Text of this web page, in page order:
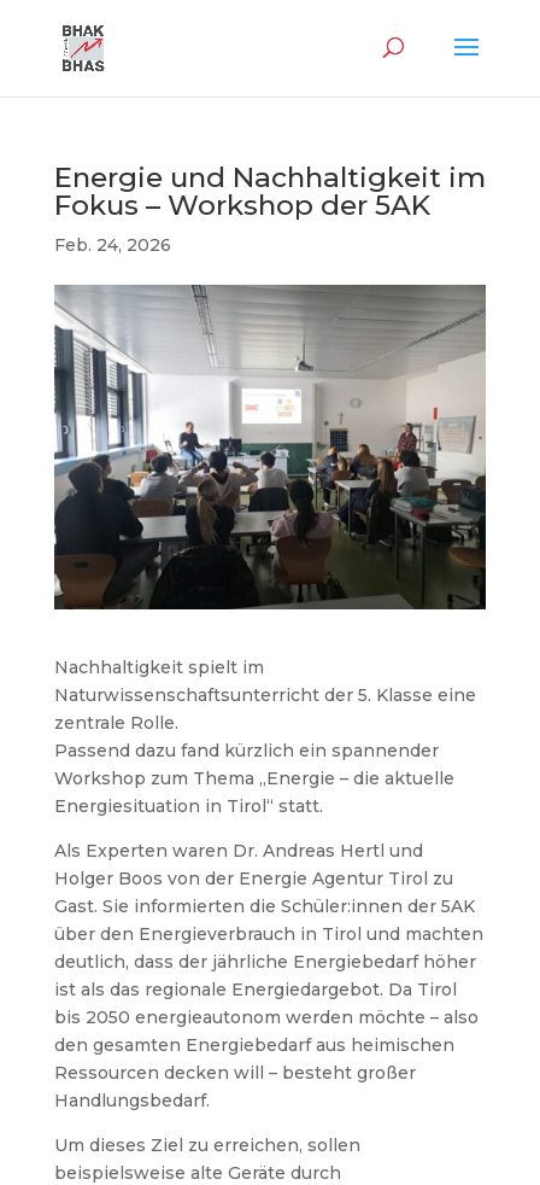
Energie und Nachhaltigkeit im
Fokus – Workshop der 5AK
Feb. 24, 2026
Nachhaltigkeit spielt im
Naturwissenschaftsunterricht der 5. Klasse eine
zentrale Rolle.
Passend dazu fand kürzlich ein spannender
Workshop zum Thema „Energie – die aktuelle
Energiesituation in Tirol“ statt.
Als Experten waren Dr. Andreas Hertl und
Holger Boos von der Energie Agentur Tirol zu
Gast. Sie informierten die Schüler:innen der 5AK
über den Energieverbrauch in Tirol und machten
deutlich, dass der jährliche Energiebedarf höher
ist als das regionale Energiedargebot. Da Tirol
bis 2050 energieautonom werden möchte – also
den gesamten Energiebedarf aus heimischen
Ressourcen decken will – besteht großer
Handlungsbedarf.
Um dieses Ziel zu erreichen, sollen
beispielsweise alte Geräte durch